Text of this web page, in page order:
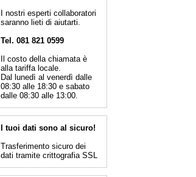
I nostri esperti collaboratori
saranno lieti di aiutarti.
Tel. 081 821 0599
Il costo della chiamata è
alla tariffa locale.
Dal lunedì al venerdì dalle
08:30 alle 18:30 e sabato
dalle 08:30 alle 13:00.
I tuoi dati sono al sicuro!
Trasferimento sicuro dei
dati tramite crittografia SSL